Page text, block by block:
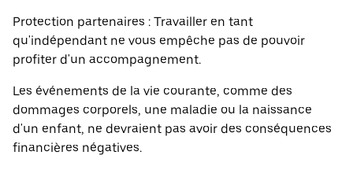
Protection partenaires : Travailler en tant
qu'indépendant ne vous empêche pas de pouvoir
profiter d'un accompagnement.
Les événements de la vie courante, comme des
dommages corporels, une maladie ou la naissance
d'un enfant, ne devraient pas avoir des conséquences
financières négatives.